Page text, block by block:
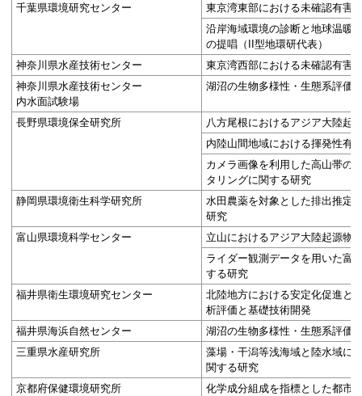
千葉県環境研究センター
東京湾東部における未確認有害
沿岸海域環境の診断と地球温暖
の提唱（II型地環研代表）
神奈川県水産技術センター
東京湾西部における未確認有害
神奈川県水産技術センター
内水面試験場
湖沼の生物多様性・生態系評価
長野県環境保全研究所
八方尾根におけるアジア大陸起
内陸山間地域における揮発性有
カメラ画像を利用した高山帯の
タリングに関する研究
静岡県環境衛生科学研究所
水田農薬を対象とした排出推定
研究
富山県環境科学センター
立山におけるアジア大陸起源物
ライダー観測データを用いた富
する研究
福井県衛生環境研究センター
北陸地方における安定化促進と
析評価と基礎技術開発
福井県海浜自然センター
湖沼の生物多様性・生態系評価
三重県水産研究所
藻場・干潟等浅海域と陸水域に
関する研究
京都府保健環境研究所
化学成分組成を指標とした都市